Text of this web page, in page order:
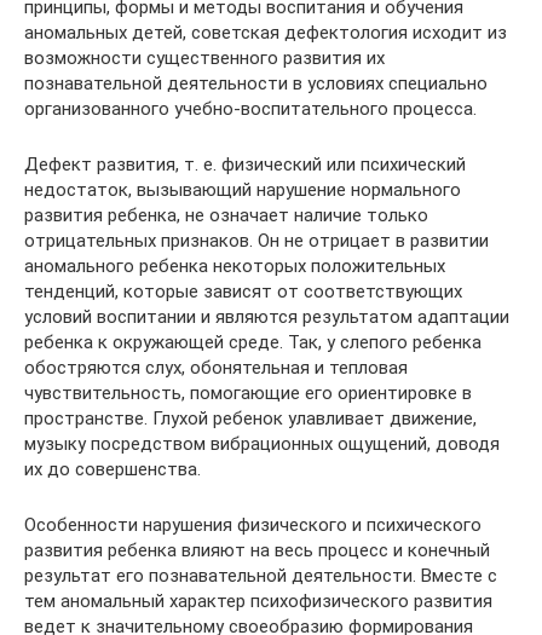
принципы, формы и методы воспитания и обучения
аномальных детей, советская дефектология исходит из
возможности существенного развития их
познавательной деятельности в условиях специально
организованного учебно-воспитательного процесса.
Дефект развития, т. е. физический или психический
недостаток, вызывающий нарушение нормального
развития ребенка, не означает наличие только
отрицательных признаков. Он не отрицает в развитии
аномального ребенка некоторых положительных
тенденций, которые зависят от соответствующих
условий воспитании и являются результатом адаптации
ребенка к окружающей среде. Так, у слепого ребенка
обостряются слух, обонятельная и тепловая
чувствительность, помогающие его ориентировке в
пространстве. Глухой ребенок улавливает движение,
музыку посредством вибрационных ощущений, доводя
их до совершенства.
Особенности нарушения физического и психического
развития ребенка влияют на весь процесс и конечный
результат его познавательной деятельности. Вместе с
тем аномальный характер психофизического развития
ведет к значительному своеобразию формирования